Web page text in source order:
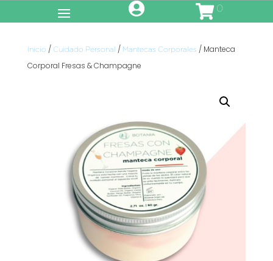
0
Inicio / Cuidado Personal / Mantecas Corporales / Manteca
Corporal Fresas & Champagne